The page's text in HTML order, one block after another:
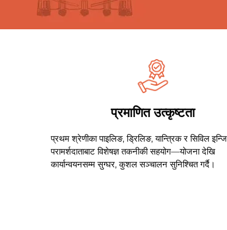
प्रमाणित उत्कृष्टता
प्रथम श्रेणीका पाइलिङ, ड्रिलिङ, यान्त्रिक र सिविल
परामर्शदाताबाट विशेषज्ञ तकनीकी सहयोग—योजना देखि
कार्यान्वयनसम्म सुग्घर, कुशल सञ्चालन सुनिश्चित गर्दै।